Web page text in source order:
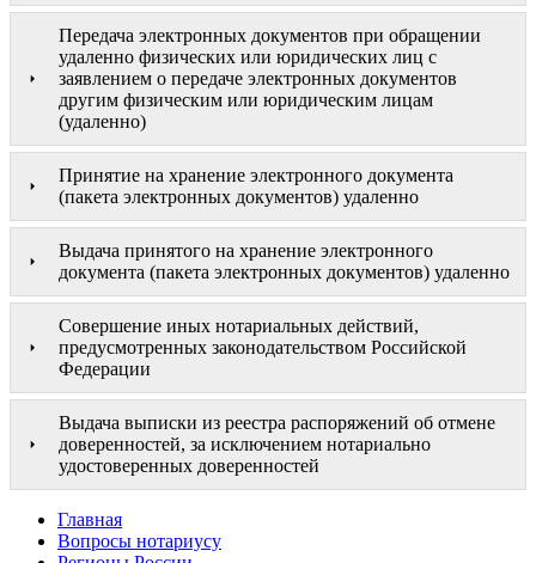
Передача электронных документов при обращении
удаленно физических или юридических лиц с
заявлением о передаче электронных документов
другим физическим или юридическим лицам
(удаленно)
Принятие на хранение электронного документа
(пакета электронных документов) удаленно
Выдача принятого на хранение электронного
документа (пакета электронных документов) удаленно
Совершение иных нотариальных действий,
предусмотренных законодательством Российской
Федерации
Выдача выписки из реестра распоряжений об отмене
доверенностей, за исключением нотариально
удостоверенных доверенностей
Главная
Вопросы нотариусу